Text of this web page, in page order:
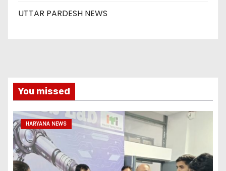
UTTAR PARDESH NEWS
You missed
HARYANA NEWS